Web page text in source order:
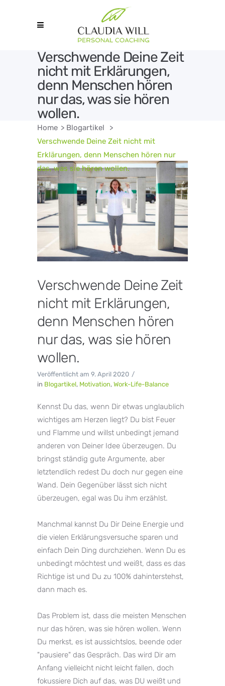
Verschwende Deine Zeit
nicht mit Erklärungen,
denn Menschen hören
nur das, was sie hören
wollen.
Home > Blogartikel
>
Verschwende Deine Zeit nicht mit
Erklärungen, denn Menschen hören nur
das, was sie hören wollen.
Verschwende Deine Zeit
nicht mit Erklärungen,
denn Menschen hören
nur das, was sie hören
wollen.
Veröffentlicht am 9. April 2020
in Blogartikel, Motivation, Work-Life-Balance
Kennst Du das, wenn Dir etwas unglaublich
wichtiges am Herzen liegt? Du bist Feuer
und Flamme und willst unbedingt jemand
anderen von Deiner Idee überzeugen. Du
bringst ständig gute Argumente, aber
letztendlich redest Du doch nur gegen eine
Wand. Dein Gegenüber lässt sich nicht
überzeugen, egal was Du ihm erzählst.⁣⁠
Manchmal kannst Du Dir Deine Energie und
die vielen Erklärungsversuche sparen und
einfach Dein Ding durchziehen. Wenn Du es
unbedingt möchtest und weißt, dass es das
Richtige ist und Du zu 100% dahinterstehst,
dann mach es.⁣⁠
Das Problem ist, dass die meisten Menschen
nur das hören, was sie hören wollen. Wenn
Du merkst, es ist aussichtslos, beende oder
"pausiere" das Gespräch. Das wird Dir am
Anfang vielleicht nicht leicht fallen, doch
fokussiere Dich auf das, was DU weißt und